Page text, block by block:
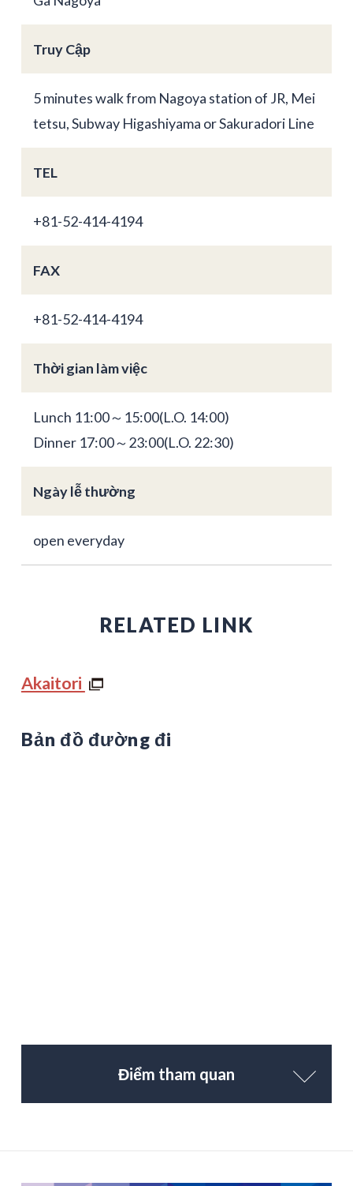
Truy Cập
5 minutes walk from Nagoya station of JR, Mei
tetsu, Subway Higashiyama or Sakuradori Line
TEL
+81-52-414-4194
FAX
+81-52-414-4194
Thời gian làm việc
Lunch 11:00～15:00(L.O. 14:00)
Dinner 17:00～23:00(L.O. 22:30)
Ngày lễ thường
open everyday
RELATED LINK
Akaitori
Bản đồ đường đi
Điểm tham quan